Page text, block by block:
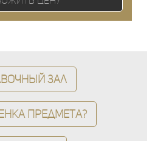
зал
предмета?